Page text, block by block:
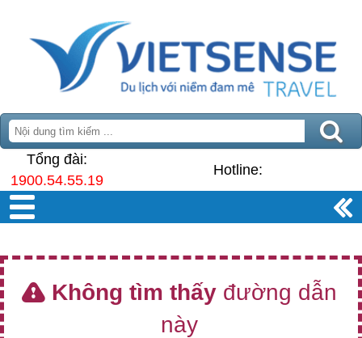
Tổng đài:
1900.54.55.19
Hotline:
Không tìm thấyđường dẫn
này